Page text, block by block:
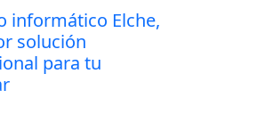
informático Elche,
solución
para tu